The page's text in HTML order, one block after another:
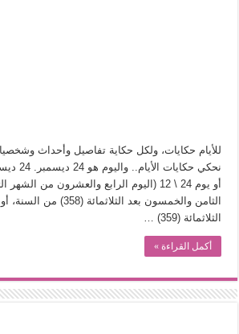
الطعام في الحضارة الإسلامية.. تاريخ يُقرأ بالنكهات
يوم شاهدت زينات صدقي على المسرح وسرحت!
للأيام حكايات، ولكل حكاية تفاصيل وأحداث
أو يوم 24 \ 12 (اليوم الرابع والعشرون من
الثامن والخمسون بعد
الثلاثمائة (359) …
أكمل القراءة »